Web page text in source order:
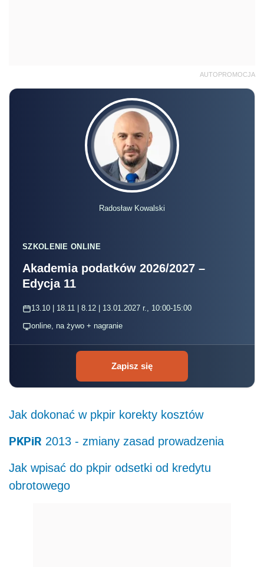
AUTOPROMOCJA
Radosław Kowalski
SZKOLENIE ONLINE
Akademia podatków 2026/2027 –
Edycja 11
13.10 | 18.11 | 8.12 | 13.01.2027 r., 10:00-15:00
online, na żywo + nagranie
Zapisz się
Jak dokonać w pkpir korekty kosztów
PKPiR 2013 - zmiany zasad prowadzenia
Jak wpisać do pkpir odsetki od kredytu
obrotowego